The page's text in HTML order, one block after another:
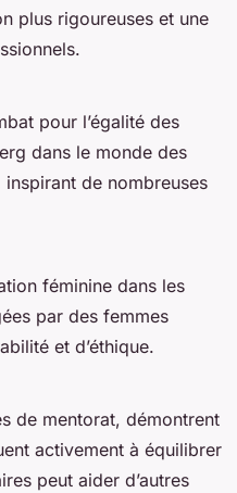
plus rigoureuses et une
pour l’égalité des
dans le monde des
de nombreuses
féminine dans les
par des femmes
et d’éthique.
de mentorat, démontrent
activement à équilibrer
peut aider d’autres